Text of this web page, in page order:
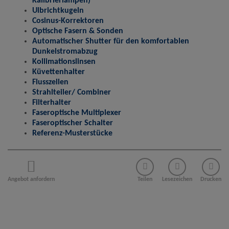
Ulbrichtkugeln
Cosinus-Korrektoren
Optische Fasern & Sonden
Automatischer Shutter für den komfortablen
Dunkelstromabzug
Kollimationslinsen
Küvettenhalter
Flusszellen
Strahlteiler/ Combiner
Filterhalter
Faseroptische Multiplexer
Faseroptischer Schalter
Referenz-Musterstücke
Angebot anfordern Teilen Lesezeichen Drucken
Name
Google Analytics
Anbieter
Google LLC
Zweck
Cookie von Google für Website-Analysen.
Erzeugt statistische Daten darüber, wie der
Besucher die Website nutzt.
Cookie Name
_ga,_gid
Cookie Laufzeit
Infos schließen